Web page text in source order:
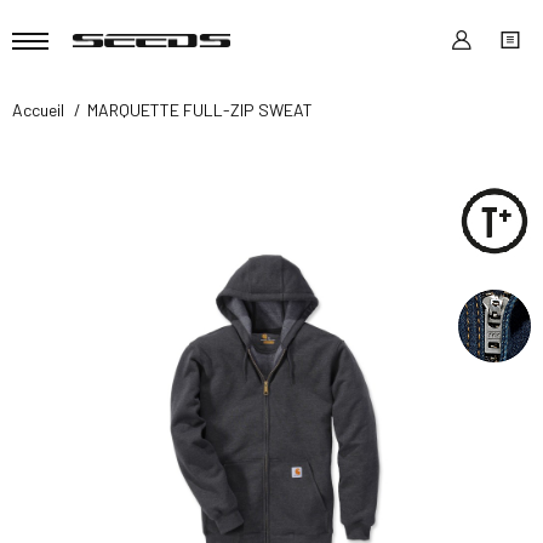
Accueil MARQUETTE FULL-ZIP SWEAT